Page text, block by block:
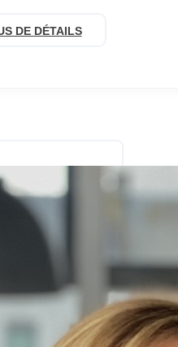
DE DÉTAILS